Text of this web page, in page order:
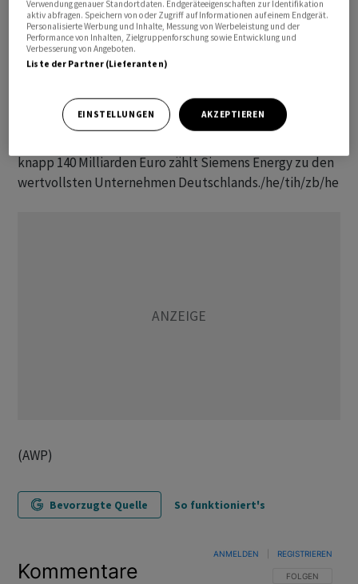
veröffentlicht und die Jahresprognose erhöht hatte. Der
Krieg im Nahen Osten hat sich dabei den Angaben
zufolge bislang nur sehr begrenzt auf Auftragseingang,
Der Kurs der Aktie befindet sich seit Ende 2023 auf
knapp 140 Milliarden Euro zählt Siemens Energy zu den
wertvollsten Unternehmen Deutschlands./he/tih/zb/he
(AWP)
Bevorzugte Quelle So funktioniert's
Kommentare FOLGE DIESER
FOLGEN
ANMELDEN REGISTRIEREN
Verwendung genauer Standortdaten. Endgeräteeigenschaften zur Identifikation
aktiv abfragen. Speichern von oder Zugriff auf Informationen auf einem Endgerät.
Personalisierte Werbung und Inhalte, Messung von Werbeleistung und der
Performance von Inhalten, Zielgruppenforschung sowie Entwicklung und
Verbesserung von Angeboten.
Liste der Partner (Lieferanten)
EINSTELLUNGEN AKZEPTIEREN